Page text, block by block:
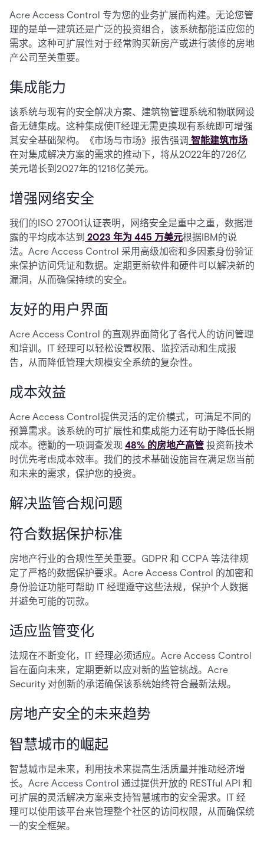
Acre Access Control 专为您的业务扩展而构建。无论您管
理的是单一建筑还是广泛的投资组合，该系统都能适应您的
需求。这种可扩展性对于经常购买新房产或进行装修的房地
产公司至关重要。
集成能力
该系统与现有的安全解决方案、建筑物管理系统和物联网设
备无缝集成。这种集成使IT经理无需更换现有系统即可增强
其安全基础架构。《市场与市场》报告强调 智能建筑市场
在对集成解决方案的需求的推动下，将从2022年的726亿
美元增长到2027年的1216亿美元。
增强网络安全
我们的ISO 27001认证表明，网络安全是重中之重，数据泄
露的平均成本达到 2023 年为 445 万美元根据IBM的说
法。Acre Access Control 采用高级加密和多因素身份验证
来保护访问凭证和数据。定期更新软件和硬件可以解决新的
漏洞，从而确保持续的安全。
友好的用户界面
Acre Access Control 的直观界面简化了各代人的访问管理
和培训。IT 经理可以轻松设置权限、监控活动和生成报
告，从而降低管理大规模安全系统的复杂性。
成本效益
Acre Access Control提供灵活的定价模式，可满足不同的
预算需求。该系统的可扩展性和集成能力还有助于降低长期
成本。德勤的一项调查发现 48% 的房地产高管 投资新技术
时优先考虑成本效率。我们的技术基础设施旨在满足您当前
和未来的需求，保护您的投资。
解决监管合规问题
符合数据保护标准
房地产行业的合规性至关重要。GDPR 和 CCPA 等法律规
定了严格的数据保护要求。Acre Access Control 的加密和
身份验证功能可帮助 IT 经理遵守这些法规，保护个人数据
并避免可能的罚款。
适应监管变化
法规在不断变化，IT 经理必须适应。Acre Access Control
旨在面向未来，定期更新以应对新的监管挑战。Acre
Security 对创新的承诺确保该系统始终符合最新法规。
房地产安全的未来趋势
智慧城市的崛起
智慧城市是未来，利用技术来提高生活质量并推动经济增
长。Acre Access Control 通过提供开放的 RESTful API 和
可扩展的灵活解决方案来支持智慧城市的安全需求。IT 经
理可以使用该平台来管理整个社区的访问权限，从而确保统
一的安全框架。